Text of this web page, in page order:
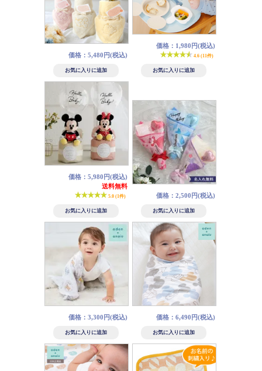
価格：5,480円(税込)
価格：1,980円(税込)
4.6 (11件)
価格：5,980円(税込)
送料無料
5.0 (1件) 価格：2,500円(税込)
価格：3,300円(税込) 価格：6,490円(税込)